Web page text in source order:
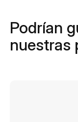
Podrían
nuestras